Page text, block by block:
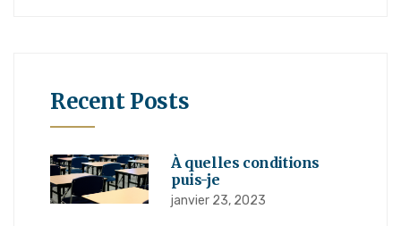
Recent Posts
À quelles conditions
puis-je
janvier 23, 2023